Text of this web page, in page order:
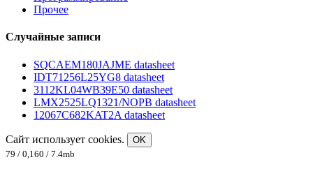
Прочее
Случайные записи
SQCAEM180JAJME datasheet
IDT71256L25YG8 datasheet
3112KL04WB39E50 datasheet
LMX2525LQ1321/NOPB datasheet
12067C682KAT2A datasheet
Сайт использует cookies.
OK
79 / 0,160 / 7.4mb